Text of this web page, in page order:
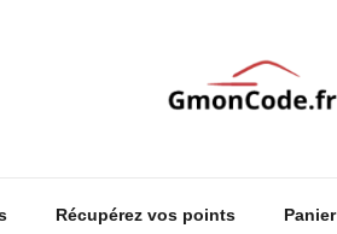
Récupérez vos points Panier